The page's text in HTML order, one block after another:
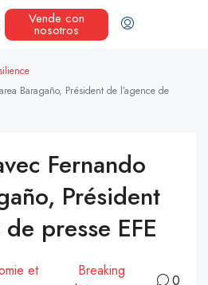
Vende con
nosotros
Baragaño, Président de l’agence de
Fernando
Président
presse EFE
et
,
Breaking
0